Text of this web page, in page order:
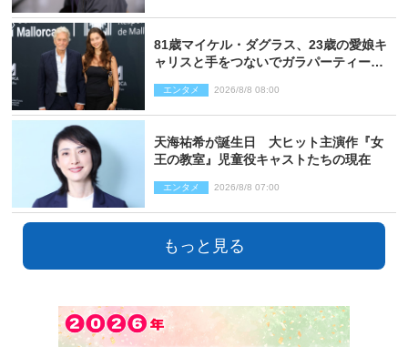
81歳マイケル・ダグラス、23歳の愛娘キ
ャリスと手をつないでガラパーティーに
エンタメ 2026/8/8 08:00
天海祐希が誕生日 大ヒット主演作『女
王の教室』児童役キャストたちの現在
エンタメ 2026/8/8 07:00
もっと見る